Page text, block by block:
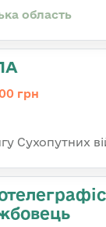
область
грн
Сухопутних